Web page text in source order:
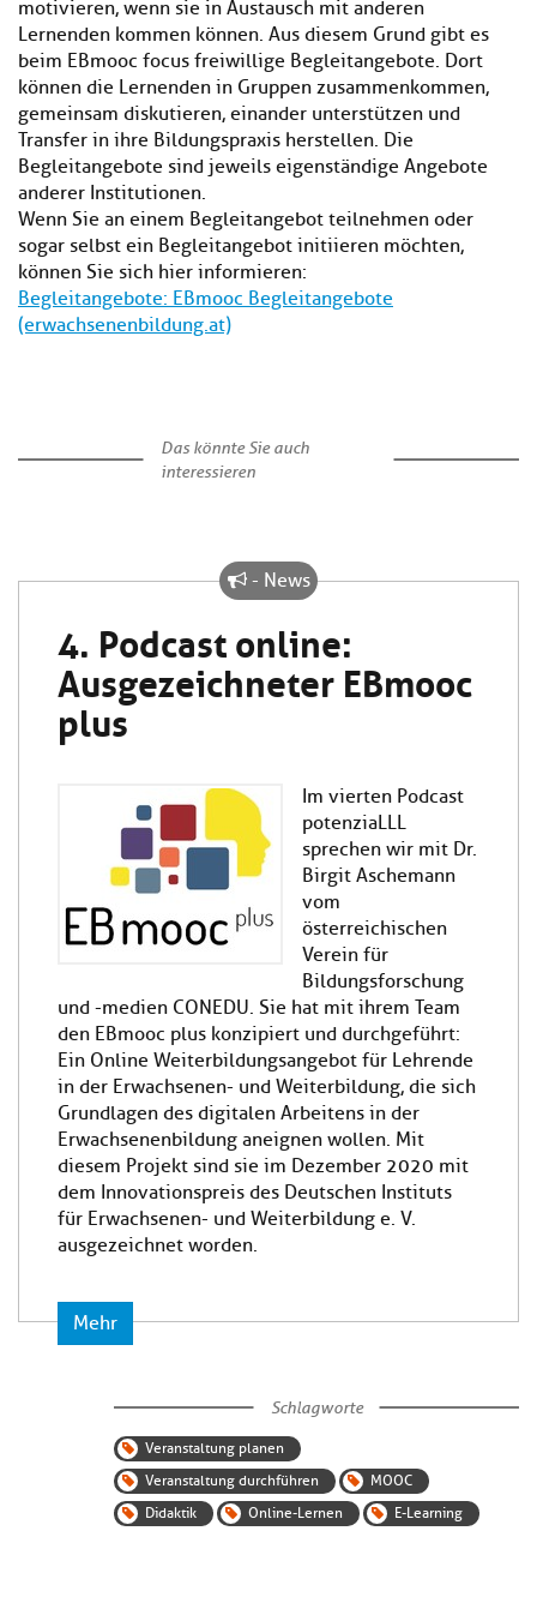
motivieren, wenn sie in Austausch mit anderen
Lernenden kommen können. Aus diesem Grund gibt es
beim EBmooc focus freiwillige Begleitangebote. Dort
können die Lernenden in Gruppen zusammenkommen,
gemeinsam diskutieren, einander unterstützen und
Transfer in ihre Bildungspraxis herstellen. Die
Begleitangebote sind jeweils eigenständige Angebote
anderer Institutionen.
Wenn Sie an einem Begleitangebot teilnehmen oder
sogar selbst ein Begleitangebot initiieren möchten,
können Sie sich hier informieren:
Begleitangebote: EBmooc Begleitangebote
(erwachsenenbildung.at)
Das könnte Sie auch
interessieren
4. Podcast online:
Ausgezeichneter EBmooc
plus
- News
Im vierten Podcast
potenziaLLL
sprechen wir mit Dr.
Birgit Aschemann
vom
österreichischen
Verein für
Bildungsforschung
und -medien CONEDU. Sie hat mit ihrem Team
den EBmooc plus konzipiert und durchgeführt:
Ein Online Weiterbildungsangebot für Lehrende
in der Erwachsenen- und Weiterbildung, die sich
Grundlagen des digitalen Arbeitens in der
Erwachsenenbildung aneignen wollen. Mit
diesem Projekt sind sie im Dezember 2020 mit
dem Innovationspreis des Deutschen Instituts
für Erwachsenen- und Weiterbildung e. V.
ausgezeichnet worden.
Mehr
Schlagworte
Veranstaltung planen
Veranstaltung durchführen
MOOC
Didaktik
Online-Lernen E-Learning